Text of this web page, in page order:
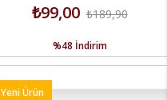
₺99,00 ₺189,90
%48 İndirim
Yeni Ürün